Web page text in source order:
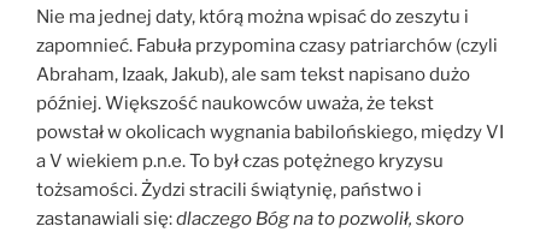
Nie ma jednej daty, którą można wpisać do zeszytu i
zapomnieć. Fabuła przypomina czasy patriarchów (czyli
Abraham, Izaak, Jakub), ale sam tekst napisano dużo
później. Większość naukowców uważa, że tekst
powstał w okolicach wygnania babilońskiego, między VI
a V wiekiem p.n.e. To był czas potężnego kryzysu
tożsamości. Żydzi stracili świątynię, państwo i
zastanawiali się:dlaczego Bóg na to pozwolił, skoro